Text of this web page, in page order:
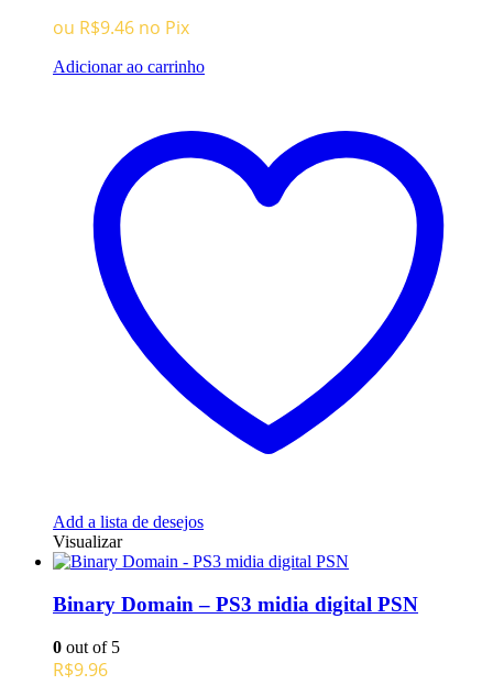
ou R$9.46 no Pix
Adicionar ao carrinho
Add a lista de desejos
Visualizar
Binary Domain – PS3 midia digital PSN
0 out of 5
R$9.96